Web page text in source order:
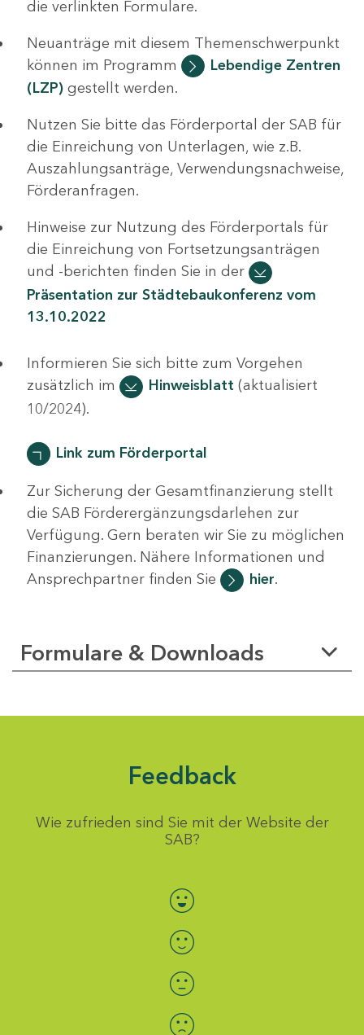
die verlinkten Formulare.
Neuanträge mit diesem Themenschwerpunkt
können im Programm
Lebendige Zentren
(LZP) gestellt werden.
Nutzen Sie bitte das Förderportal der SAB für
die Einreichung von Unterlagen, wie z.B.
Auszahlungsanträge, Verwendungsnachweise,
Förderanfragen.
Hinweise zur Nutzung des Förderportals für
die Einreichung von Fortsetzungsanträgen
und -berichten finden Sie in der
Präsentation zur Städtebaukonferenz vom
13.10.2022
Informieren Sie sich bitte zum Vorgehen
zusätzlich im
Hinweisblatt (aktualisiert
10/2024).
Link zum Förderportal
Zur Sicherung der Gesamtfinanzierung stellt
die SAB Förderergänzungsdarlehen zur
Verfügung. Gern beraten wir Sie zu möglichen
Finanzierungen. Nähere Informationen und
Ansprechpartner finden Sie
hier.
Formulare & Downloads
Feedback
Wie zufrieden sind Sie mit der Website der
SAB?
Bewertung auswählen